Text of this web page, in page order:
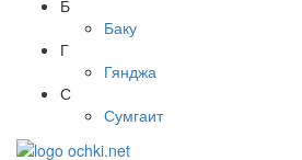
Б
Баку
Г
Гянджа
С
Сумгаит